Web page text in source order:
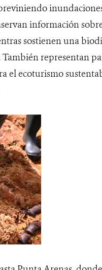
información
sostienen una
representan
el ecoturismo